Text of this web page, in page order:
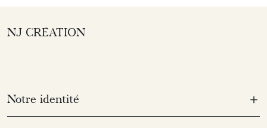
perruque de classe II. Comme pour la classe I, une
connaître le niveau de remboursement complémentaire.
NJ CRÉATION
Notre identité